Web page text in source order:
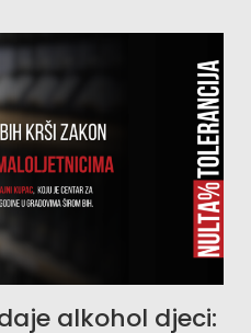
alkohol djeci: